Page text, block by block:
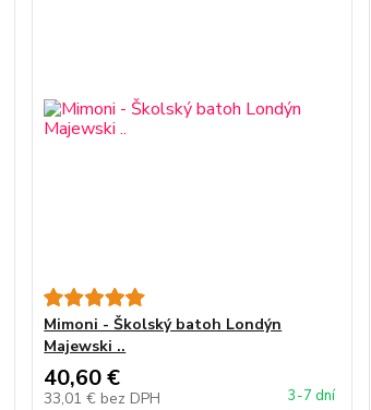
Mimoni - Školský batoh Londýn
Majewski ..
40,60 €
33,01 € bez DPH 3-7 dní